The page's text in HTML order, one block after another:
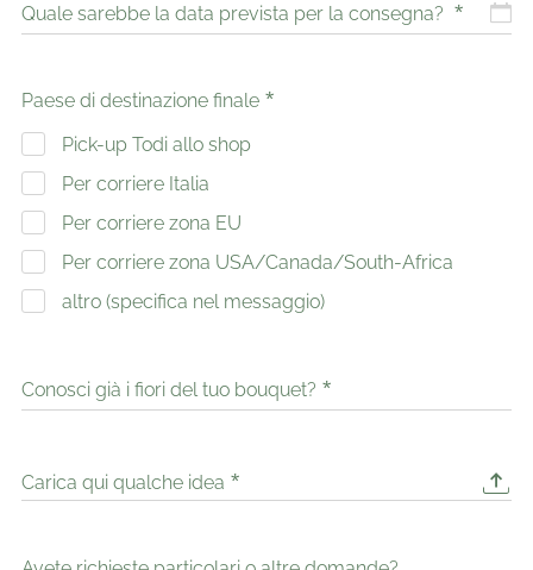
Quale sarebbe la data prevista per la consegna?
Paese di destinazione finale
Pick-up Todi allo shop
Per corriere Italia
Per corriere zona EU
Per corriere zona USA/Canada/South-Africa
altro (specifica nel messaggio)
Conosci già i fiori del tuo bouquet?
Carica qui qualche idea